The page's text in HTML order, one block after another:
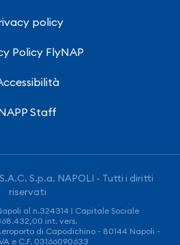
policy
Policy FlyNAP
Staff
S.p.a. NAPOLI - Tutti i diritti
riservati
al n.324314 | Capitale Sociale
int. vers.
di Capodichino - 80144 Napoli -
e C.F. 03166090633